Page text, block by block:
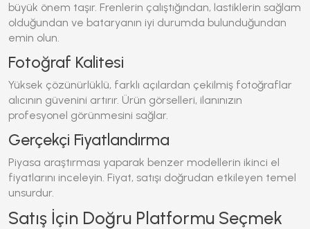
büyük önem taşır. Frenlerin çalıştığından, lastiklerin sağlam
olduğundan ve bataryanın iyi durumda bulunduğundan
emin olun.
Fotoğraf Kalitesi
Yüksek çözünürlüklü, farklı açılardan çekilmiş fotoğraflar
alıcının güvenini artırır. Ürün görselleri, ilanınızın
profesyonel görünmesini sağlar.
Gerçekçi Fiyatlandırma
Piyasa araştırması yaparak benzer modellerin ikinci el
fiyatlarını inceleyin. Fiyat, satışı doğrudan etkileyen temel
unsurdur.
Satış İçin Doğru Platformu Seçmek